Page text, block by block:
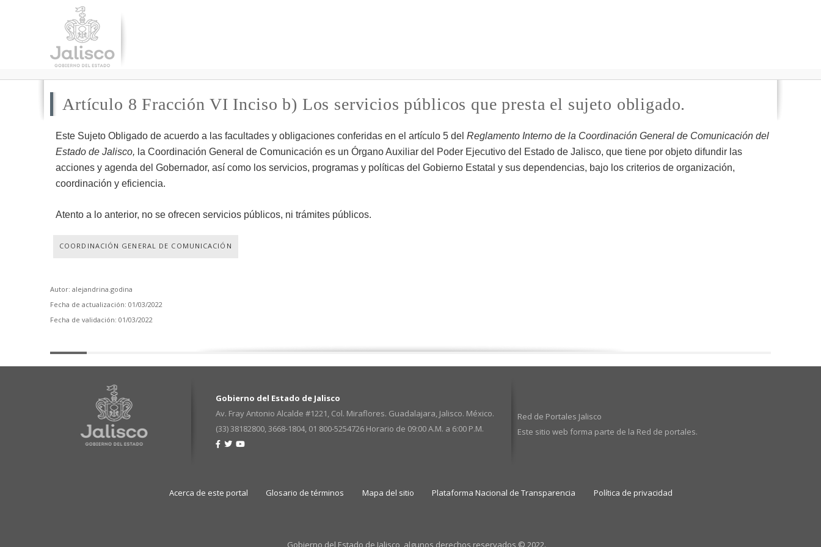
Artículo 8 Fracción VI Inciso b) Los servicios públicos que presta el sujeto obligado.
Este Sujeto Obligado de acuerdo a las facultades y obligaciones conferidas en el artículo 5 delReglamento Interno de la Coordinación General de Comunicación del
Estado de Jalisco, la Coordinación General de Comunicación es un Órgano Auxiliar del Poder Ejecutivo del Estado de Jalisco, que tiene por objeto difundir las
acciones y agenda del Gobernador, así como los servicios, programas y políticas del Gobierno Estatal y sus dependencias, bajo los criterios de organización,
coordinación y eficiencia.
Atento a lo anterior, no se ofrecen servicios públicos, ni trámites públicos.
COORDINACIÓN GENERAL DE COMUNICACIÓN
Autor: alejandrina.godina
Fecha de actualización: 01/03/2022
Fecha de validación: 01/03/2022
Gobierno del Estado de Jalisco
Av. Fray Antonio Alcalde #1221, Col. Miraflores. Guadalajara, Jalisco. México.
(33) 38182800, 3668-1804, 01 800-5254726 Horario de 09:00 A.M. a 6:00 P.M.
Red de Portales Jalisco
Este sitio web forma parte de la Red de portales.
Acerca de este portal Glosario de términos Mapa del sitio Plataforma Nacional de Transparencia Política de privacidad
Gobierno del Estado de Jalisco, algunos derechos reservados © 2022.